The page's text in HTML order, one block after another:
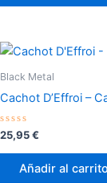
Black Metal
Cachot D’Effroi –
Valorado
con
0
25,95€
Añadir al carrito